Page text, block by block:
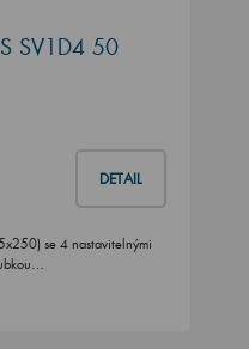
SV1D4 50
DETAIL
se 4 nastavitelnými